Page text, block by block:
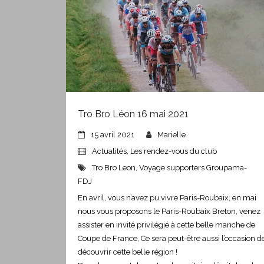
Tro Bro Léon 16 mai 2021
15 avril 2021
Marielle
Actualités Les rendez-vous du club
Tro Bro Leon Voyage supporters Groupama-
FDJ
En avril, vous n’avez pu vivre Paris-Roubaix, en mai
nous vous proposons le Paris-Roubaix Breton, venez
assister en invité privilégié à cette belle manche de
Coupe de France, Ce sera peut-être aussi l’occasion
découvrir cette belle région !